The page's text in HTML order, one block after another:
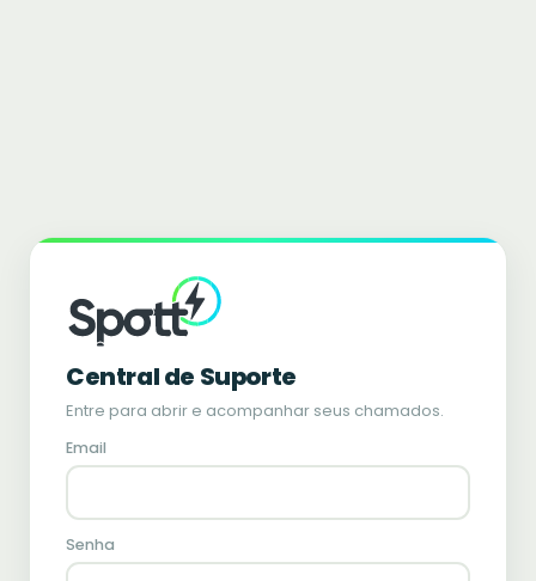
Central de Suporte
Entre para abrir e acompanhar seus chamados.
Email
Senha